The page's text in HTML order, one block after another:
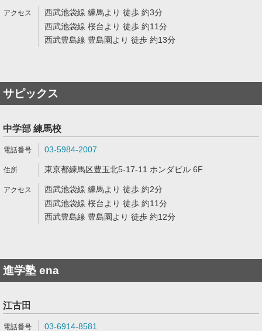
西武池袋線 練馬より 徒歩 約3分
西武池袋線 桜台より 徒歩 約11分
西武豊島線 豊島園より 徒歩 約13分
サピックス
中学部 練馬校
03-5984-2007
東京都練馬区豊玉北5-17-11 ホンダビル 6F
西武池袋線 練馬より 徒歩 約2分
西武池袋線 桜台より 徒歩 約11分
西武豊島線 豊島園より 徒歩 約12分
進学塾 ena
江古田
03-6914-8581